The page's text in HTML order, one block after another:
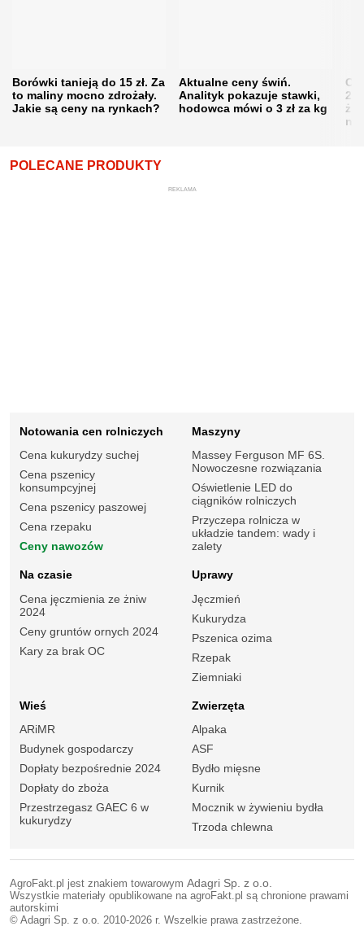
Borówki tanieją do 15 zł. Za
to maliny mocno zdrożały.
Jakie są ceny na rynkach?
Aktualne ceny świń.
Analityk pokazuje stawki,
hodowca mówi o 3 zł za kg
POLECANE PRODUKTY
REKLAMA
Notowania cen rolniczych
Cena kukurydzy suchej
Cena pszenicy
konsumpcyjnej
Cena pszenicy paszowej
Cena rzepaku
Ceny nawozów
Maszyny
Massey Ferguson MF 6S.
Nowoczesne rozwiązania
Oświetlenie LED do
ciągników rolniczych
Przyczepa rolnicza w
układzie tandem: wady i
zalety
Na czasie
Cena jęczmienia ze żniw
2024
Ceny gruntów ornych 2024
Kary za brak OC
Uprawy
Jęczmień
Kukurydza
Pszenica ozima
Rzepak
Ziemniaki
Wieś
ARiMR
Budynek gospodarczy
Dopłaty bezpośrednie 2024
Dopłaty do zboża
Przestrzegasz GAEC 6 w
kukurydzy
Zwierzęta
Alpaka
ASF
Bydło mięsne
Kurnik
Mocznik w żywieniu bydła
Trzoda chlewna
AgroFakt.pl jest znakiem towarowym Adagri Sp. z o.o.
Wszystkie materiały opublikowane na agroFakt.pl są chronione prawami
autorskimi
© Adagri Sp. z o.o. 2010-2026 r. Wszelkie prawa zastrzeżone.